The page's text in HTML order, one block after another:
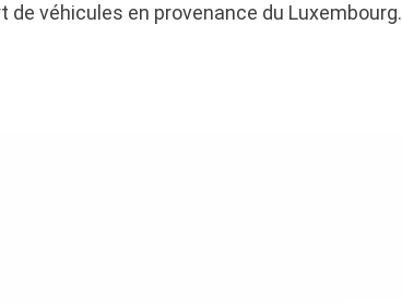
de véhicules en provenance du Luxembourg.